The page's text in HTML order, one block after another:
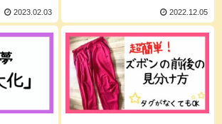
2023.02.03 2022.12.05